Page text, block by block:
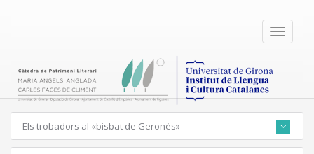
Toggle
Els trobadors al «bisbat de Geronès»